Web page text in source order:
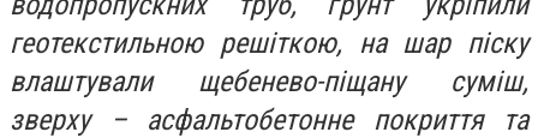
геотекстильною решіткою, на шар піску
влаштували щебенево-піщану суміш,
зверху – асфальтобетонне покриття та